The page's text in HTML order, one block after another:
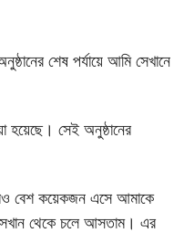
শেষ পর্যায়ে আমি সেখানে
সেই অনুষ্ঠানের
বেশ কয়েকজন এসে আমাকে
থেকে চলে আসতাম। এর